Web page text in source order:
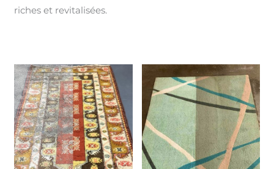
riches et revitalisées.